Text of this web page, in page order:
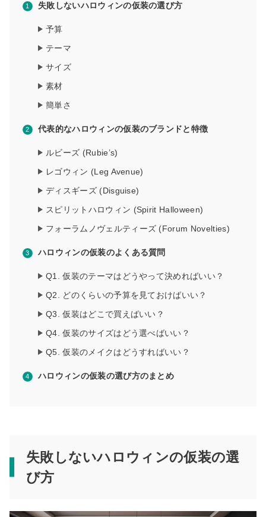
失敗しないハロウィンの仮装の選び方
予算
テーマ
サイズ
素材
簡単さ
代表的なハロウィンの仮装のブランドと特徴
ルビーズ (Rubie’s)
レゴウィン (Leg Avenue)
ディスギーズ (Disguise)
スピリットハロウィン (Spirit Halloween)
フォーラムノヴェルティーズ (Forum Novelties)
ハロウィンの仮装のよくある質問
Q1. 仮装のテーマはどうやって決めればいい？
Q2. どのくらいの予算を見ておけばいい？
Q3. 仮装はどこで買えばいい？
Q4. 仮装のサイズはどう選べばいい？
Q5. 仮装のメイクはどうすればいい？
ハロウィンの仮装の選び方のまとめ
失敗しないハロウィンの仮装の選
び方